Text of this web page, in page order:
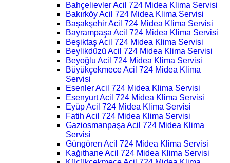
Bahçelievler Acil 724 Midea Klima Servisi
Bakırköy Acil 724 Midea Klima Servisi
Başakşehir Acil 724 Midea Klima Servisi
Bayrampaşa Acil 724 Midea Klima Servisi
Beşiktaş Acil 724 Midea Klima Servisi
Beylikdüzü Acil 724 Midea Klima Servisi
Beyoğlu Acil 724 Midea Klima Servisi
Büyükçekmece Acil 724 Midea Klima
Servisi
Esenler Acil 724 Midea Klima Servisi
Esenyurt Acil 724 Midea Klima Servisi
Eyüp Acil 724 Midea Klima Servisi
Fatih Acil 724 Midea Klima Servisi
Gaziosmanpaşa Acil 724 Midea Klima
Servisi
Güngören Acil 724 Midea Klima Servisi
Kağıthane Acil 724 Midea Klima Servisi